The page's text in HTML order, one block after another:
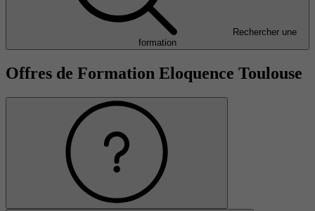
Rechercher une
formation
Offres de Formation Eloquence Toulouse